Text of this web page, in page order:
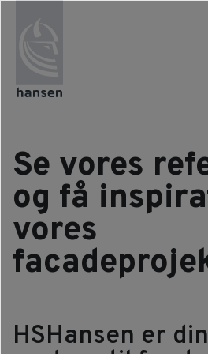
Se vores
og få
vores
HSHansen er
Vores